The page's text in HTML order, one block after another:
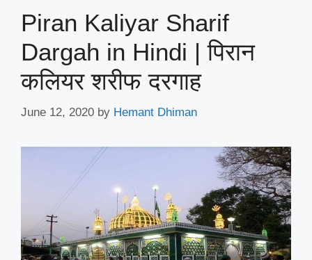
Piran Kaliyar Sharif
Dargah in Hindi | पिरान
कलियर शरीफ दरगाह
June 12, 2020 by Hemant Dhiman